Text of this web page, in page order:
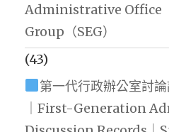
Administrative Office
Group（SEG）
(43)
第一代行政辦公室討
｜First-Generation